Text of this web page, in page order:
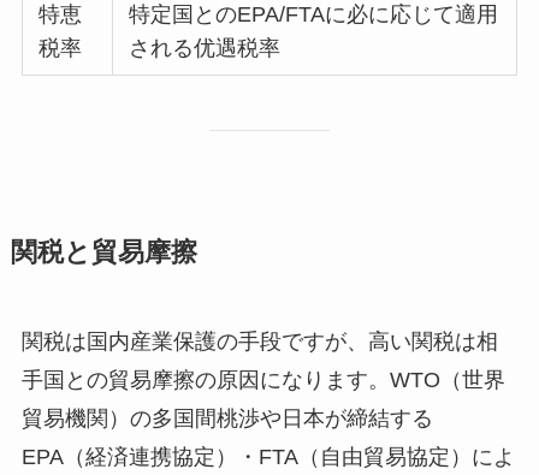
特恵
税率
特定国とのEPA/FTAに必に応じて適用
される优遇税率
関税と貿易摩擦
関税は国内産業保護の手段ですが、高い関税は相
手国との貿易摩擦の原因になります。WTO（世界
貿易機関）の多国間桃渉や日本が締結する
EPA（経済連携協定）・FTA（自由貿易協定）によ